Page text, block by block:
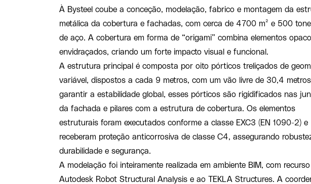
À Bysteel coube a conceção, modelação, fabrico e montagem da
metálica da cobertura e fachadas, com cerca de 4700 m² e 500
de aço. A cobertura em forma de “origami” combina elementos
envidraçados, criando um forte impacto visual e funcional.
A estrutura principal é composta por oito pórticos treliçados de
variável, dispostos a cada 9 metros, com um vão livre de 30,4
garantir a estabilidade global, esses pórticos são rigidificados nas
da fachada e pilares com a estrutura de cobertura. Os elementos
estruturais foram executados conforme a classe EXC3 (EN 1090-2) e
receberam proteção anticorrosiva de classe C4, assegurando
durabilidade e segurança.
A modelação foi inteiramente realizada em ambiente BIM, com
Autodesk Robot Structural Analysis e ao TEKLA Structures. A